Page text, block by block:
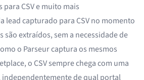
CSV e muito mais
lead capturado para CSV no momento
são extraídos, sem a necessidade de
o Parseur captura os mesmos
o CSV sempre chega com uma
de qual portal